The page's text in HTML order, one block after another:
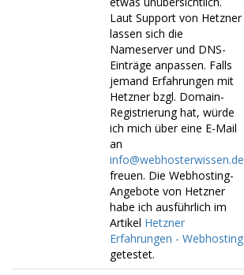
Laut Support von Hetzner
lassen sich die
Nameserver und DNS-
Einträge anpassen. Falls
jemand Erfahrungen mit
Hetzner bzgl. Domain-
Registrierung hat, würde
ich mich über eine E-Mail
an
info@webhosterwissen.de
freuen. Die Webhosting-
Angebote von Hetzner
habe ich ausführlich im
Artikel Hetzner
Erfahrungen - Webhosting
getestet.